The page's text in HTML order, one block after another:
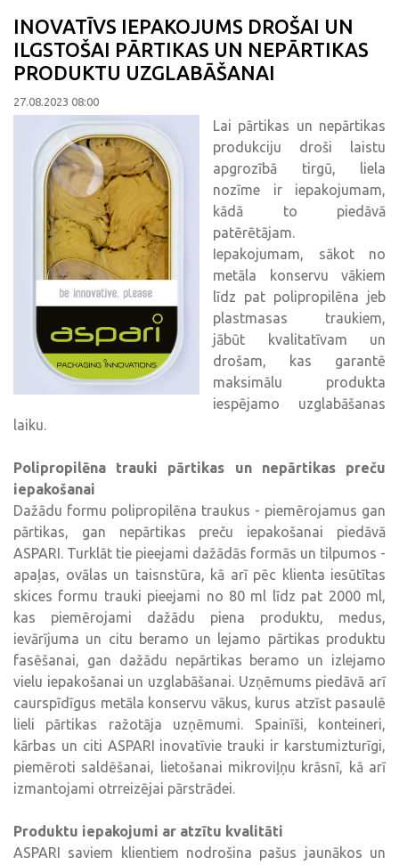
INOVATĪVS IEPAKOJUMS DROŠAI UN
ILGSTOŠAI PĀRTIKAS UN NEPĀRTIKAS
PRODUKTU UZGLABĀŠANAI
27.08.2023 08:00
Lai pārtikas un nepārtikas
produkciju droši laistu
apgrozībā tirgū, liela
nozīme ir iepakojumam,
kādā to piedāvā
patērētājam.
Iepakojumam, sākot no
metāla konservu vākiem
līdz pat polipropilēna jeb
plastmasas traukiem,
jābūt kvalitatīvam un
drošam, kas garantē
maksimālu produkta
iespējamo uzglabāšanas
laiku.
Polipropilēna trauki pārtikas un nepārtikas preču
iepakošanai
Dažādu formu polipropilēna traukus - piemērojamus gan
pārtikas, gan nepārtikas preču iepakošanai piedāvā
ASPARI. Turklāt tie pieejami dažādās formās un tilpumos -
apaļas, ovālas un taisnstūra, kā arī pēc klienta iesūtītas
skices formu trauki pieejami no 80 ml līdz pat 2000 ml,
kas piemērojami dažādu piena produktu, medus,
ievārījuma un citu beramo un lejamo pārtikas produktu
fasēšanai, gan dažādu nepārtikas beramo un izlejamo
vielu iepakošanai un uzglabāšanai. Uzņēmums piedāvā arī
caurspīdīgus metāla konservu vākus, kurus atzīst pasaulē
lieli pārtikas ražotāja uzņēmumi. Spainīši, konteineri,
kārbas un citi ASPARI inovatīvie trauki ir karstumizturīgi,
piemēroti saldēšanai, lietošanai mikroviļņu krāsnī, kā arī
izmantojami otrreizējai pārstrādei.
Produktu iepakojumi ar atzītu kvalitāti
ASPARI saviem klientiem nodrošina pašus jaunākos un